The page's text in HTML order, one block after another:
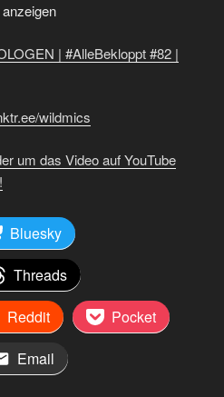
| #AlleBekloppt #82 |
wildmics
um das Video auf YouTube
Bluesky
Threads
Reddit
Pocket
Email